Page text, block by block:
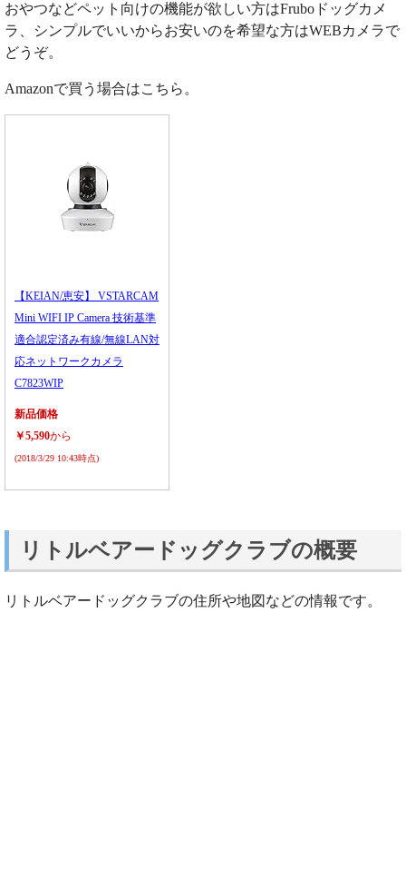
おやつなどペット向けの機能が欲しい方はFruboドッグカメ
ラ、シンプルでいいからお安いのを希望な方はWEBカメラで
どうぞ。
Amazonで買う場合はこちら。
【KEIAN/恵安】 VSTARCAM
Mini WIFI IP Camera 技術基準
適合認定済み有線/無線LAN対
応ネットワークカメラ
C7823WIP
新品価格
￥5,590から
(2018/3/29 10:43時点)
リトルベアードッグクラブの概要
リトルベアードッグクラブの住所や地図などの情報です。